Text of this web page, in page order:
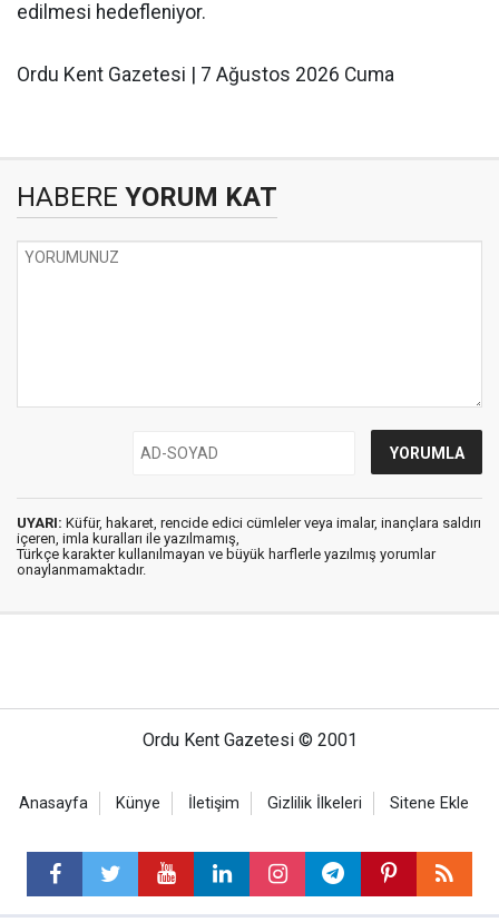
edilmesi hedefleniyor.
Ordu Kent Gazetesi | 7 Ağustos 2026 Cuma
HABERE YORUM KAT
UYARI: Küfür, hakaret, rencide edici cümleler veya imalar, inançlara saldırı
içeren, imla kuralları ile yazılmamış,
Türkçe karakter kullanılmayan ve büyük harflerle yazılmış yorumlar
onaylanmamaktadır.
Ordu Kent Gazetesi © 2001
Anasayfa Künye İletişim Gizlilik İlkeleri Sitene Ekle